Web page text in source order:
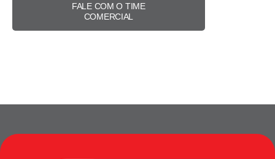
FALE COM O TIME
COMERCIAL